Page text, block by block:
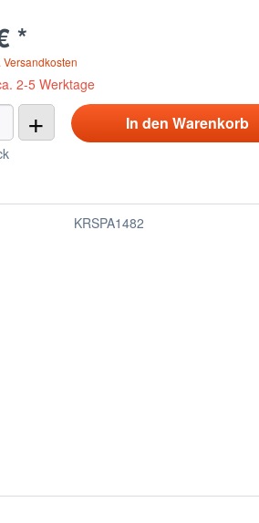
*
Versandkosten
2-5 Werktage
+ In den Warenkorb
KRSPA1482